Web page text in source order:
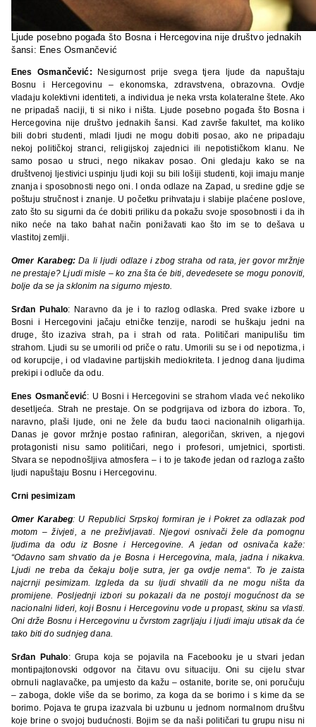
Ljude posebno pogađa što Bosna i Hercegovina nije društvo jednakih
šansi: Enes Osmančević
Enes Osmančević: Nesigurnost prije svega tjera ljude da napuštaju
Bosnu i Hercegovinu – ekonomska, zdravstvena, obrazovna. Ovdje
vladaju kolektivni identiteti, a individua je neka vrsta kolateralne štete. Ako
ne pripadaš naciji, ti si niko i ništa. Ljude posebno pogađa što Bosna i
Hercegovina nije društvo jednakih šansi. Kad završe fakultet, ma koliko
bili dobri studenti, mladi ljudi ne mogu dobiti posao, ako ne pripadaju
nekoj političkoj stranci, religijskoj zajednici ili nepotističkom klanu. Ne
samo posao u struci, nego nikakav posao. Oni gledaju kako se na
društvenoj ljestivici uspinju ljudi koji su bili lošiji studenti, koji imaju manje
znanja i sposobnosti nego oni. I onda odlaze na Zapad, u sredine gdje se
poštuju stručnost i znanje. U početku prihvataju i slabije plaćene poslove,
zato što su sigurni da će dobiti priliku da pokažu svoje sposobnosti i da ih
niko neće na tako bahat način ponižavati kao što im se to dešava u
vlastitoj zemlji.
Omer Karabeg:Da li ljudi odlaze i zbog straha od rata, jer govor mržnje
ne prestaje? Ljudi misle – ko zna šta će biti, devedesete se mogu ponoviti,
bolje da se ja sklonim na sigurno mjesto.
Srđan Puhalo: Naravno da je i to razlog odlaska. Pred svake izbore u
Bosni i Hercegovini jačaju etničke tenzije, narodi se huškaju jedni na
druge, što izaziva strah, pa i strah od rata. Političari manipulišu tim
strahom. Ljudi su se umorili od priče o ratu. Umorili su se i od nepotizma, i
od korupcije, i od vladavine partijskih mediokriteta. I jednog dana ljudima
prekipi i odluče da odu.
Enes Osmančević: U Bosni i Hercegovini se strahom vlada već nekoliko
desetljeća. Strah ne prestaje. On se podgrijava od izbora do izbora. To,
naravno, plaši ljude, oni ne žele da budu taoci nacionalnih oligarhija.
Danas je govor mržnje postao rafiniran, alegoričan, skriven, a njegovi
protagonisti nisu samo političari, nego i profesori, umjetnici, sportisti.
Stvara se nepodnošljiva atmosfera – i to je takođe jedan od razloga zašto
ljudi napuštaju Bosnu i Hercegovinu.
Crni pesimizam
Omer Karabeg: U Republici Srpskoj formiran je i Pokret za odlazak pod
motom – živjeti, a ne preživljavati. Njegovi osnivači žele da pomognu
ljudima da odu iz Bosne i Hercegovine. A jedan od osnivača kaže:
“Odavno sam shvatio da je Bosna i Hercegovina, mala, jadna i nikakva.
Ljudi ne treba da čekaju bolje sutra, jer ga ovdje nema“. To je zaista
najcrnji pesimizam. Izgleda da su ljudi shvatili da ne mogu ništa da
promijene. Posljednji izbori su pokazali da ne postoji mogućnost da se
nacionalni lideri, koji Bosnu i Hercegovinu vode u propast, skinu sa vlasti.
Oni drže Bosnu i Hercegovinu u čvrstom zagrljaju i ljudi imaju utisak da će
tako biti do sudnjeg dana.
Srđan Puhalo: Grupa koja se pojavila na Facebooku je u stvari jedan
montipajtonovski odgovor na čitavu ovu situaciju. Oni su cijelu stvar
obrnuli naglavačke, pa umjesto da kažu – ostanite, borite se, oni poručuju
– zaboga, dokle više da se borimo, za koga da se borimo i s kime da se
borimo. Pojava te grupa izazvala bi uzbunu u jednom normalnom društvu
koje brine o svojoj budućnosti. Bojim se da naši političari tu grupu nisu ni